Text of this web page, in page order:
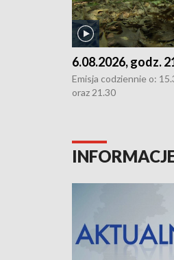
6.08.2026, godz.
Emisja codziennie o:
oraz 21.30